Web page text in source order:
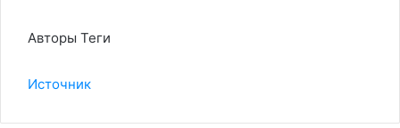
Авторы Теги
Источник